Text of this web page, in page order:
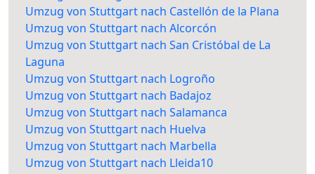
Umzug von Stuttgart nach Castellón de la Plana
Umzug von Stuttgart nach Alcorcón
Umzug von Stuttgart nach San Cristóbal de La
Laguna
Umzug von Stuttgart nach Logroño
Umzug von Stuttgart nach Badajoz
Umzug von Stuttgart nach Salamanca
Umzug von Stuttgart nach Huelva
Umzug von Stuttgart nach Marbella
Umzug von Stuttgart nach Lleida10